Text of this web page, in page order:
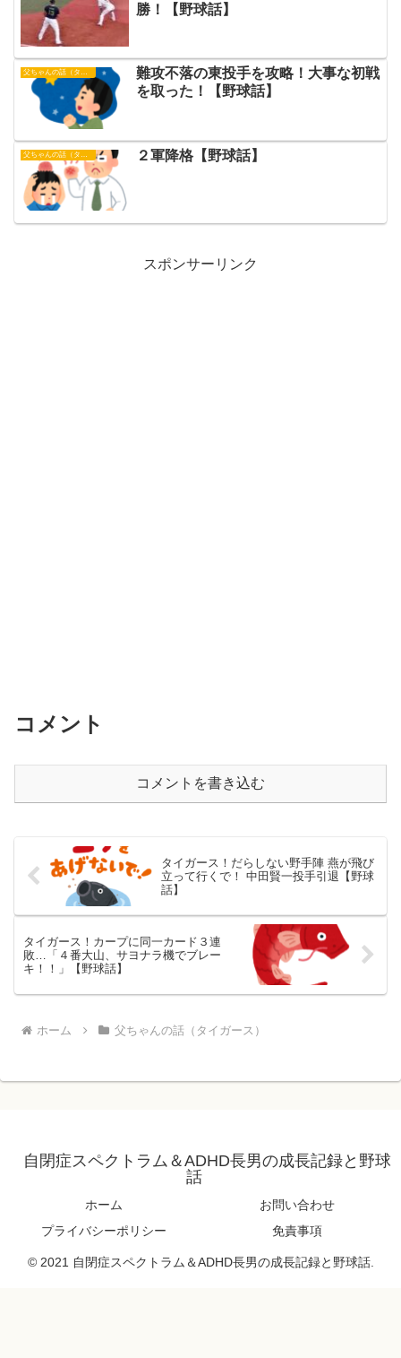
勝！【野球話】
父ちゃんの話（タイガース）
難攻不落の東投手を攻略！大事な初戦
を取った！【野球話】
父ちゃんの話（タイガース） ２軍降格【野球話】
スポンサーリンク
コメント
コメントを書き込む
タイガース！だらしない野手陣 燕が飛び
立って行くで！ 中田賢一投手引退【野球
話】
タイガース！カープに同一カード３連
敗…「４番大山、サヨナラ機でブレー
キ！！」【野球話】
ホーム 父ちゃんの話（タイガース）
自閉症スペクトラム＆ADHD長男の成長記録と野球
話
ホーム
お問い合わせ
プライバシーポリシー
免責事項
© 2021 自閉症スペクトラム＆ADHD長男の成長記録と野球話.